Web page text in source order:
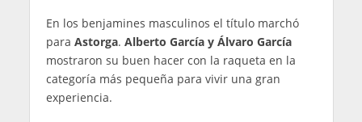
En los benjamines masculinos el título marchó
para Astorga. Alberto García y Álvaro García
mostraron su buen hacer con la raqueta en la
categoría más pequeña para vivir una gran
experiencia.